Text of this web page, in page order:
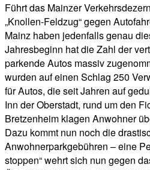
Führt das Mainzer
„Knollen-Feldzug“ gegen
Mainz haben jedenfalls genau
Jahresbeginn hat die Zahl der
parkende Autos massiv
wurden auf einen Schlag 250
für Autos, die seit Jahren auf
Inn der Oberstadt, rund um den
Bretzenheim klagen Anwohner
Dazu kommt nun noch die
Anwohnerparkgebühren – eine
stoppen“ wehrt sich nun gegen